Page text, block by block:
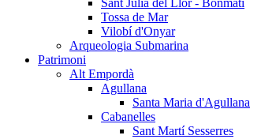
Sant Julià del Llor - Bonmatí
Tossa de Mar
Vilobí d'Onyar
Arqueologia Submarina
Patrimoni
Alt Empordà
Agullana
Santa Maria d'Agullana
Cabanelles
Sant Martí Sesserres